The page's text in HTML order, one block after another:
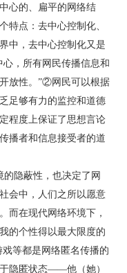
心的、扁平的网络结
特点：去中心控制化、
中，去中心控制化又是
，所有网民传播信息和
放性。”②网民可以根据
足够有力的监控和道德
程度上保证了思想言论
播者和信息接受者的道
隐蔽性，也决定了网
会中，人们之所以愿意
而在现代网络环境下，
的个性得以最大限度的
戏等都是网络匿名传播的
隐匿状态——他（她）